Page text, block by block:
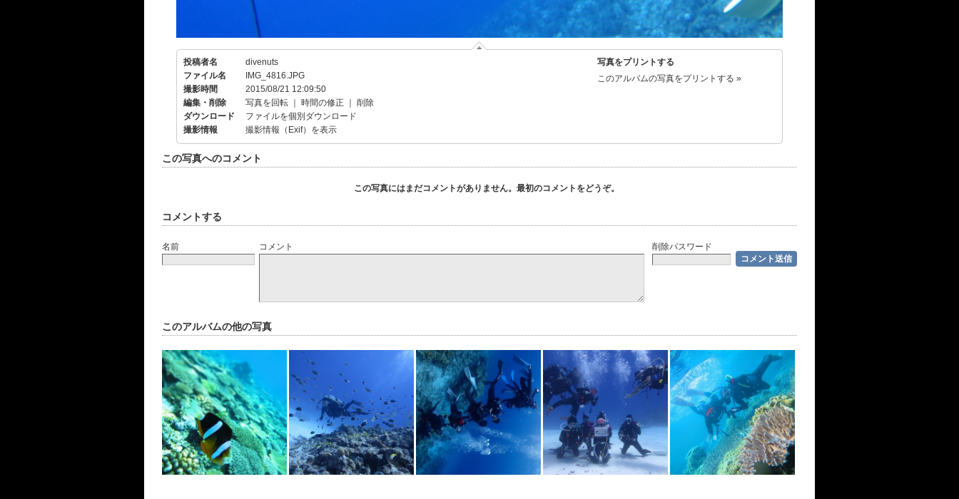
投稿者名
divenuts
ファイル名
IMG_4816.JPG
撮影時間
2015/08/21 12:09:50
編集・削除
写真を回転 時間の修正
削除
ダウンロード
ファイルを個別ダウンロード
撮影情報
撮影情報（Exif）を表示
写真をプリントする
このアルバムの写真をプリントする »
この写真へのコメント
この写真にはまだコメントがありません。最初のコメントをどうぞ。
コメントする
名前 コメント 削除パスワード
このアルバムの他の写真